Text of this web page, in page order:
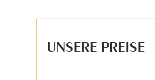
UNSERE PREISE